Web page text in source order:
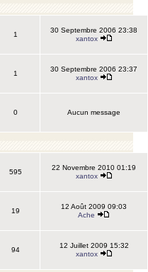
1
30 Septembre 2006 23:38
xantox
1
30 Septembre 2006 23:37
xantox
0 Aucun message
595
22 Novembre 2010 01:19
xantox
19
12 Août 2009 09:03
Ache
94
12 Juillet 2009 15:32
xantox